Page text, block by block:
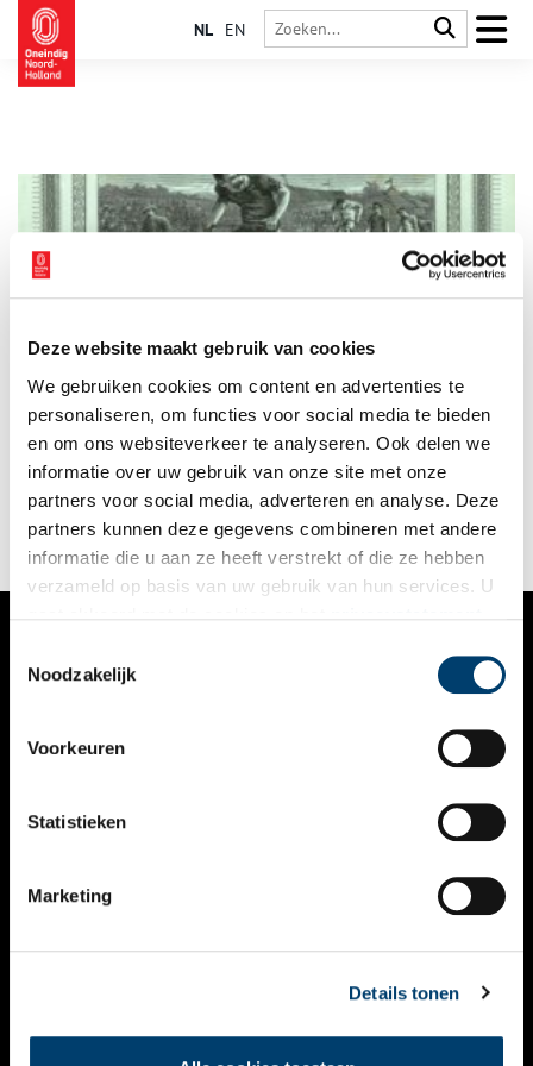
Deze website maakt gebruik van cookies
We gebruiken cookies om content en advertenties te
personaliseren, om functies voor social media te bieden
en om ons websiteverkeer te analyseren. Ook delen we
informatie over uw gebruik van onze site met onze
partners voor social media, adverteren en analyse. Deze
partners kunnen deze gegevens combineren met andere
informatie die u aan ze heeft verstrekt of die ze hebben
verzameld op basis van uw gebruik van hun services. U
Noodzakelijk
Voorkeuren
Statistieken
Marketing
Details tonen
NL EN
Het gevaarlijke karakter van de fiets werd in juni 1882 in de
Nieuwe Haarlemsche Courantkracht bijgezet door
‘tweewielsnelloopendnekbrekersrijtuig’ tot de beste vertaling
van vélocipède te dopen. Onveilig of niet, fietsen was hip. Niet
voor niets werd in december 1882 de Haarlemsche Vélocipède-
Club (HVC) opgericht.
VERHALEN
KALENDER
THEMA’S
VIDEO’S
CONTACT